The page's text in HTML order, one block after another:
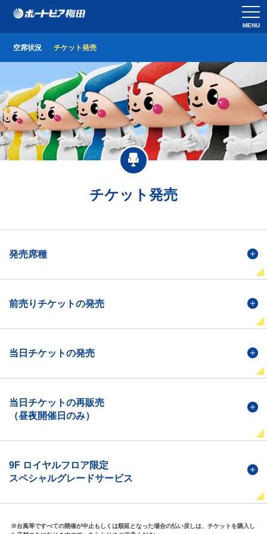
MENU
空席状況 チケット発売
チケット発売
発売席種
前売りチケットの発売
当日チケットの発売
当日チケットの再販売
（昼夜開催日のみ）
9F ロイヤルフロア限定
スペシャルグレードサービス
※台風等ですべての開催が中止もしくは順延となった場合の払い戻しは、チケットを購入し